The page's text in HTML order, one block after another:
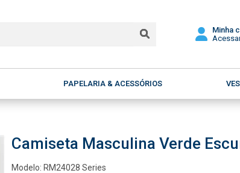
Minha
PAPELARIA & ACESSÓRIOS
Camiseta Masculina Verde
Modelo: RM24028 Series